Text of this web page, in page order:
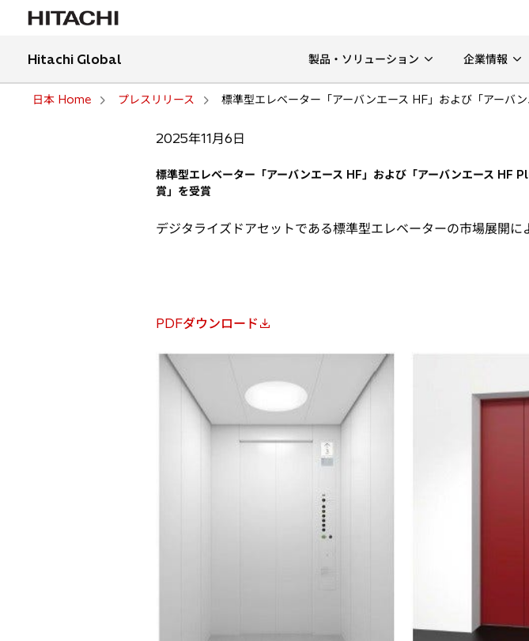
Hitachi Global 製品・ソリューション 企業情報
日本 Home プレスリリース 標準型エレベーター「アーバンエース HF」および「アーバ
2025年11月6日
標準型エレベーター「アーバンエース HF」および「アーバンエース HF
賞」を受賞
デジタライズドアセットである標準型エレベーターの市場展開
PDFダウンロード
新
し